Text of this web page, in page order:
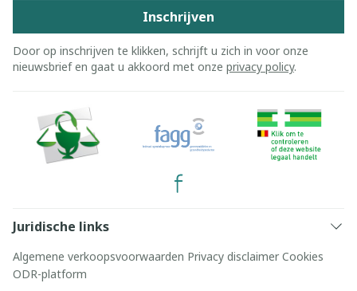
Inschrijven
Door op inschrijven te klikken, schrijft u zich in voor onze
nieuwsbrief en gaat u akkoord met onze privacy policy.
Juridische links
Algemene verkoopsvoorwaarden Privacy disclaimer Cookies
ODR-platform